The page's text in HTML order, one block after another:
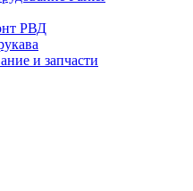
РВД
и запчасти